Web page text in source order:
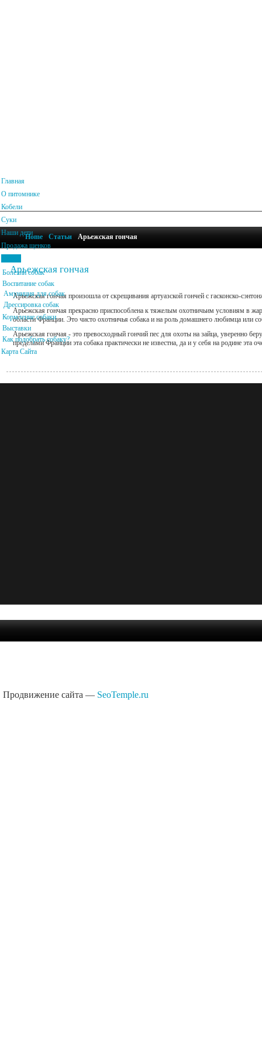
Главная
О питомнике
Кобели
Суки
Наши дети
Продажа щенков
Болезни собак
Воспитание собак
Амуниция для собак
Дрессировка собак
Кормление собаки
Выставки
Как подобрать собаку?
Карта Сайта
Home Статьи Арьежская гончая
Арьежская гончая
Арьежская гончая произошла от скрещивания артуазской гончей с гасконско-
Арьежская гончая прекрасно приспособлена к тяжелым охотничьим условиям в
области Франции. Это чисто охотничья собака и на роль домашнего любимца или
Арьежская гончая - это превосходный гончий пес для охоты на зайца, уверенно
пределами Франции эта собака практически не известна, да и у себя на родине эта
Продвижение сайта — SeoTemple.ru